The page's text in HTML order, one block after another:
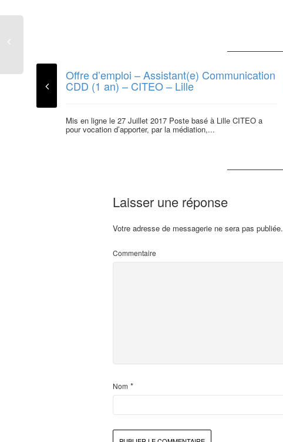
Offre d’emploi – Assistant(e) Communication
CDD (1 an) – CITEO – Lille
Mis en ligne le 27 Juillet 2017 Poste basé à Lille CITEO a
pour vocation d’apporter, par la médiation,...
Laisser une réponse
Votre adresse de messagerie ne sera pas publiée.
Commentaire
Nom *